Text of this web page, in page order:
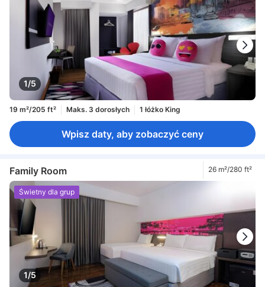
1/5
19 m²/205 ft² Maks. 3 dorosłych 1 łóżko King
Wpisz daty, aby zobaczyć ceny
Family Room 26 m²/280 ft²
1/5
Świetny dla grup